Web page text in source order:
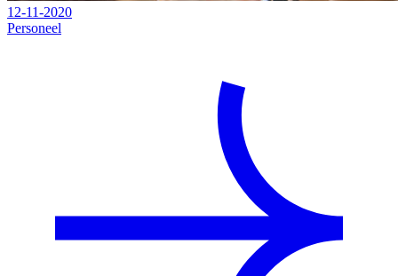
12-11-2020
Personeel